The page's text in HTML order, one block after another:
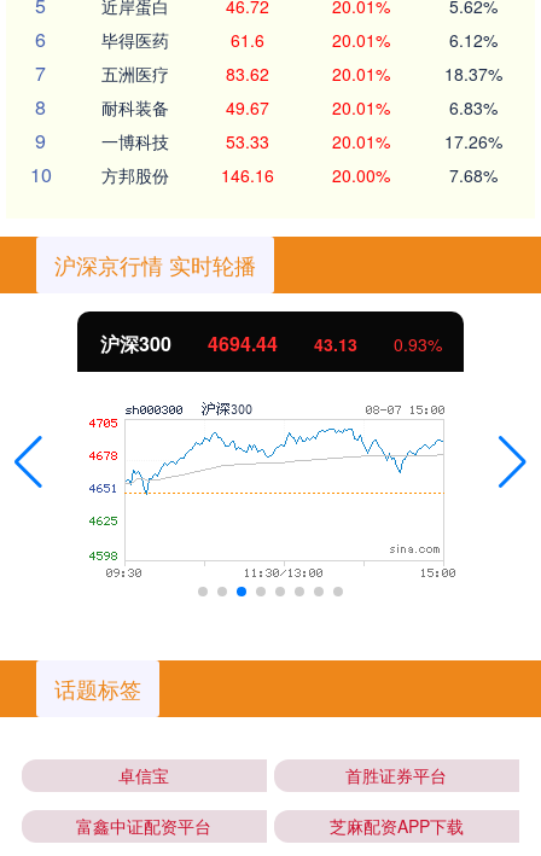
5 近岸蛋白 46.72 20.01% 5.62%
6 毕得医药 61.6 20.01% 6.12%
7 五洲医疗 83.62 20.01% 18.37%
8 耐科装备 49.67 20.01% 6.83%
9 一博科技 53.33 20.01% 17.26%
10 方邦股份 146.16 20.00% 7.68%
沪深京行情 实时轮播
沪深300 4694.44 43.13 0.93%
话题标签
卓信宝 首胜证券平台
富鑫中证配资平台 芝麻配资APP下载